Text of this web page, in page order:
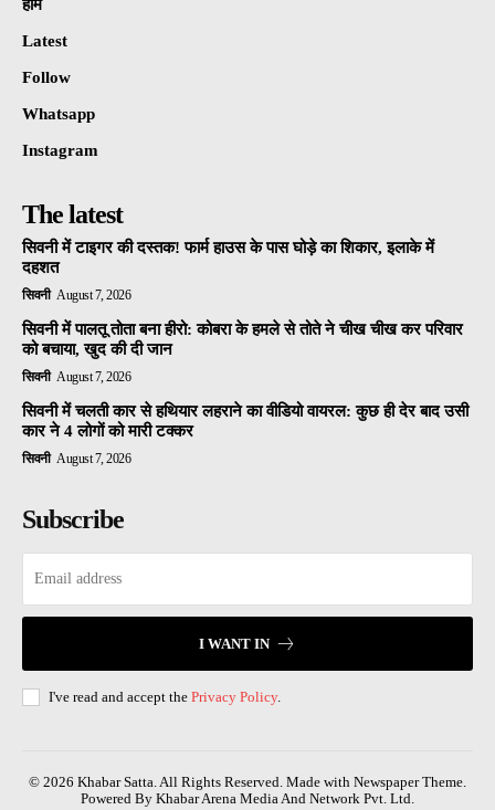
होम
Latest
Follow
Whatsapp
Instagram
The latest
सिवनी में टाइगर की दस्तक! फार्म हाउस के पास घोड़े का शिकार, इलाके में
दहशत
सिवनी August 7, 2026
सिवनी में पालतू तोता बना हीरो: कोबरा के हमले से तोते ने चीख चीख कर परिवार
को बचाया, खुद की दी जान
सिवनी August 7, 2026
सिवनी में चलती कार से हथियार लहराने का वीडियो वायरल: कुछ ही देर बाद उसी
कार ने 4 लोगों को मारी टक्कर
सिवनी August 7, 2026
Subscribe
I WANT IN
I've read and accept the Privacy Policy.
© 2026 Khabar Satta. All Rights Reserved. Made with Newspaper Theme.
Powered By Khabar Arena Media And Network Pvt. Ltd.